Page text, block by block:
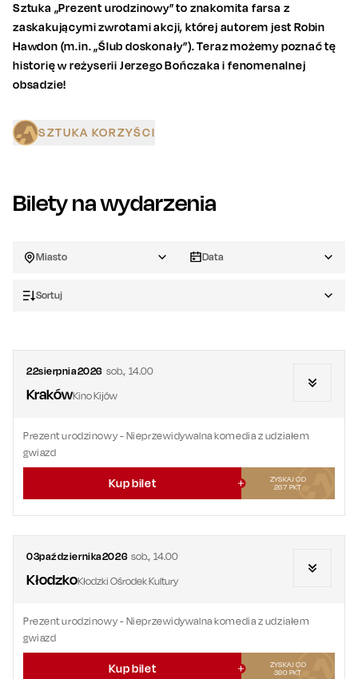
Sztuka „Prezent urodzinowy” to znakomita farsa z
zaskakującymi zwrotami akcji, której autorem jest Robin
Hawdon (m.in. „Ślub doskonały”). Teraz możemy poznać tę
historię w reżyserii Jerzego Bończaka i fenomenalnej
obsadzie!
SZTUKA KORZYŚCI
Bilety na wydarzenia
Miasto Data
Sortuj
22sierpnia2026 sob., 14.00
KrakówKino Kijów
Prezent urodzinowy- Nieprzewidywalna komedia z udziałem
gwiazd
Kup bilet
ZYSKAJ OD
267 PKT
03października2026 sob.,14.00
KłodzkoKłodzki Ośrodek Kultury
Prezent urodzinowy- Nieprzewidywalna komedia z udziałem
gwiazd
Kup bilet
ZYSKAJ OD
390 PKT